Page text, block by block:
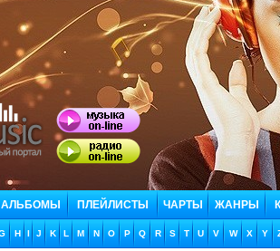
АЛЬБОМЫ ПЛЕЙЛИСТЫ ЧАРТЫ ЖАНРЫ
H I J K L M N O P Q R S T U V W X Y